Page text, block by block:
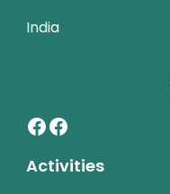
India
Facebook
Facebook
Activities